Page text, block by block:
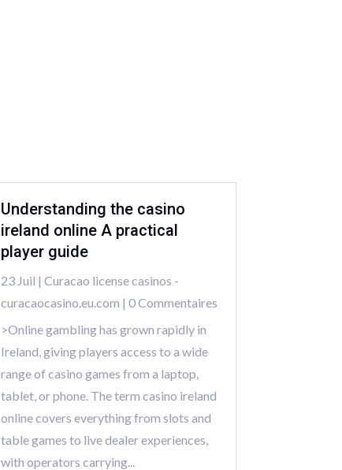
Understanding the casino
ireland online A practical
player guide
23 Juil | Curacao license casinos -
curacaocasino.eu.com | 0 Commentaires
>Online gambling has grown rapidly in
Ireland, giving players access to a wide
range of casino games from a laptop,
tablet, or phone. The term casino ireland
online covers everything from slots and
table games to live dealer experiences,
with operators carrying...